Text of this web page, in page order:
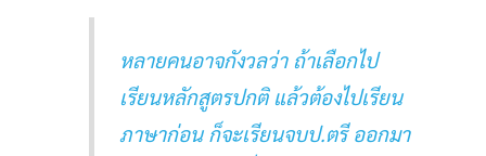
หลายคนอาจกังวลว่า ถ้าเลือกไป
เรียนหลักสูตรปกติ แล้วต้องไปเรียน
ภาษาก่อน ก็จะเรียนจบป.ตรี ออกมา